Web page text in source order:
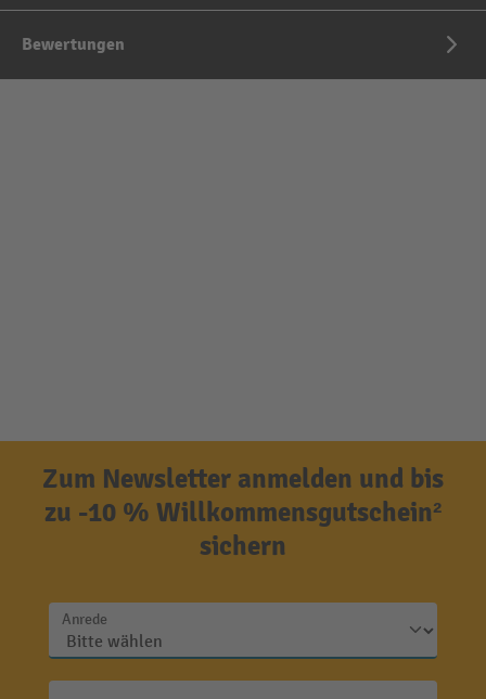
Bewertungen
Zum Newsletter anmelden und bis
zu -10 % Willkommensgutschein²
sichern
Anrede